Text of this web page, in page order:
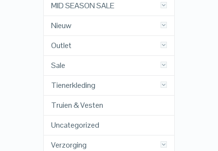
MID SEASON SALE
Nieuw
Outlet
Sale
Tienerkleding
Truien & Vesten
Uncategorized
Verzorging